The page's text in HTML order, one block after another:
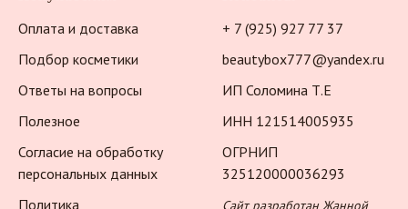
Оплата и доставка
Подбор косметики
Ответы на вопросы
Полезное
Согласие на обработку
персональных данных
Политика
+ 7 (925) 927 77 37
beautybox777@yandex.ru
ИП Соломина Т.Е
ИНН 121514005935
ОГРНИП
325120000036293
Сайт разработан Жанной